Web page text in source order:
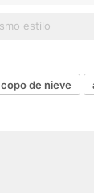
copo de nieve